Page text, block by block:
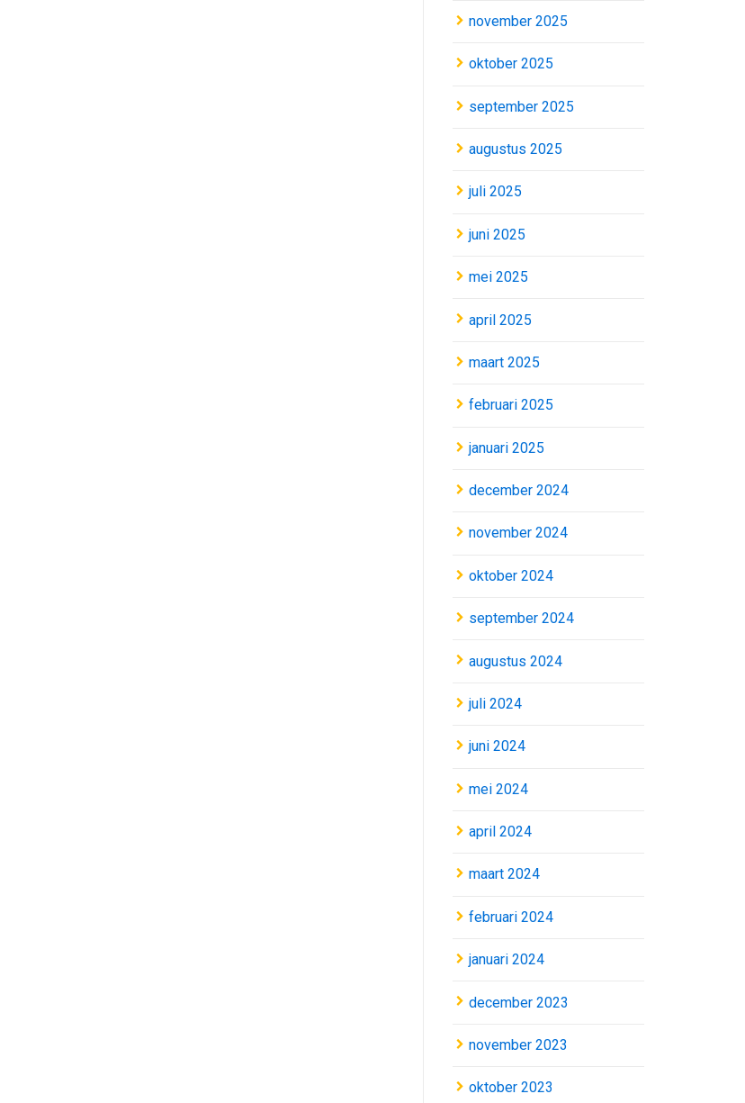
november 2025
oktober 2025
september 2025
augustus 2025
juli 2025
juni 2025
mei 2025
april 2025
maart 2025
februari 2025
januari 2025
december 2024
november 2024
oktober 2024
september 2024
augustus 2024
juli 2024
juni 2024
mei 2024
april 2024
maart 2024
februari 2024
januari 2024
december 2023
november 2023
oktober 2023